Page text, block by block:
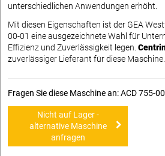
unterschiedlichen Anwendungen erhöht.
Mit diesen Eigenschaften ist der GEA
00-01 eine ausgezeichnete Wahl für
Effizienz und Zuverlässigkeit legen.
zuverlässiger Lieferant für diese Maschine.
Fragen Sie diese Maschine an: ACD 755-
Nicht auf Lager -
alternative Maschine
anfragen